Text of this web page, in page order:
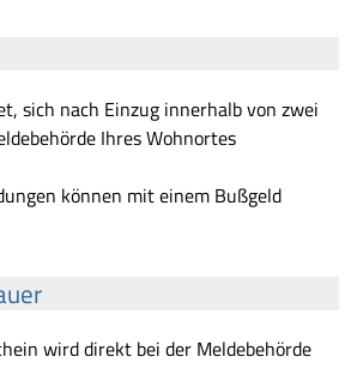
sich nach Einzug innerhalb von zwei
Ihres Wohnortes
können mit einem Bußgeld
wird direkt bei der Meldebehörde